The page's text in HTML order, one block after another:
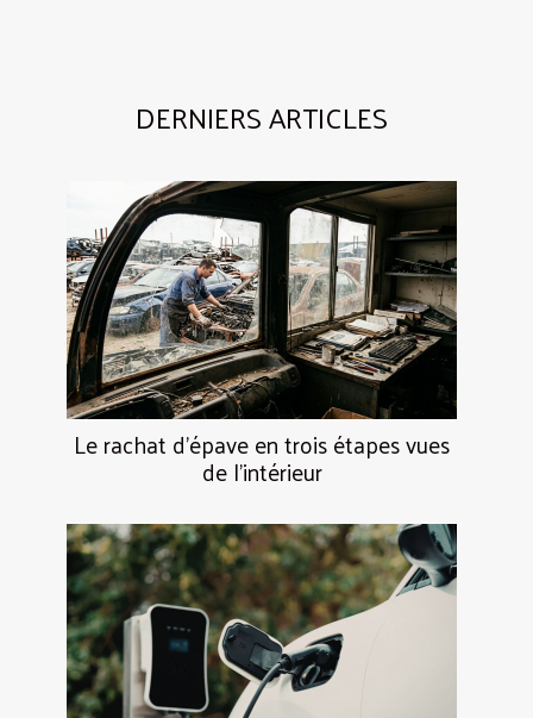
DERNIERS ARTICLES
Le rachat d’épave en trois étapes vues
de l’intérieur